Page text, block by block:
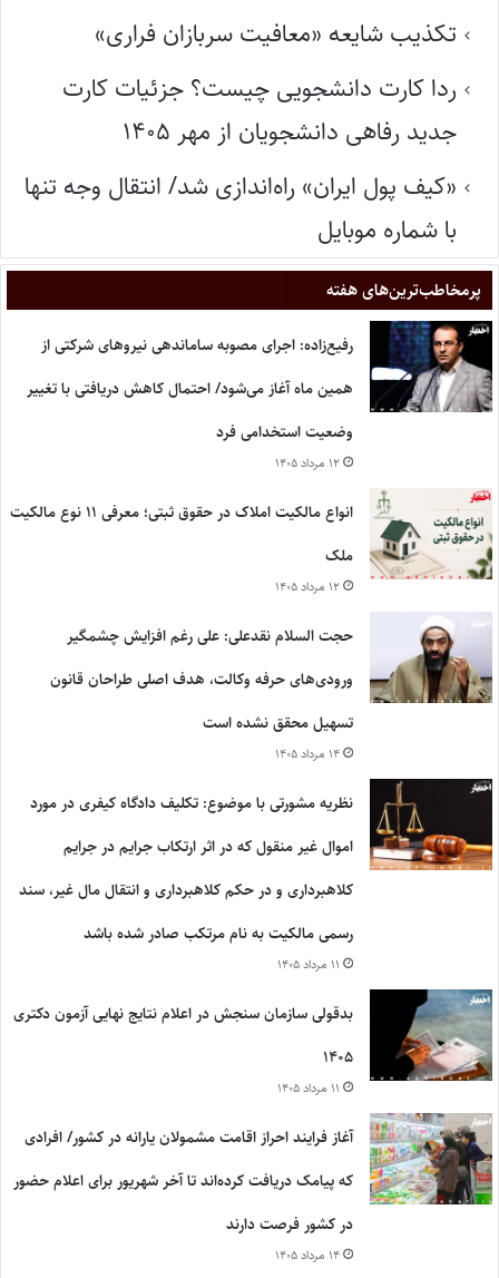
تکذیب شایعه «معافیت سربازان فراری»
ردا کارت دانشجویی چیست؟ جزئیات کارت
جدید رفاهی دانشجویان از مهر ۱۴۰۵
«کیف پول ایران» راه‌اندازی شد/ انتقال وجه تنها
با شماره موبایل
پر‌مخاطب‌ترین‌های هفته
رفیع‌زاده: اجرای مصوبه ساماندهی نیروهای شرکتی از
همین ماه آغاز می‌شود/ احتمال کاهش دریافتی با تغییر
وضعیت استخدامی فرد
۱۲ مرداد ۱۴۰۵
انواع مالکیت املاک در حقوق ثبتی؛ معرفی ۱۱ نوع مالکیت
ملک
۱۲ مرداد ۱۴۰۵
حجت السلام نقدعلی: علی رغم افزایش چشمگیر
ورودی‌های حرفه وکالت، هدف اصلی طراحان قانون
تسهیل محقق نشده است
۱۴ مرداد ۱۴۰۵
نظریه مشورتی با موضوع: تکلیف دادگاه کیفری در مورد
اموال غیر منقول که در اثر ارتکاب جرایم در جرایم
کلاهبرداری و در حکم کلاهبرداری و انتقال مال غیر، سند
رسمی مالکیت به نام مرتکب صادر شده باشد
۱۱ مرداد ۱۴۰۵
بدقولی سازمان سنجش در اعلام نتایج نهایی آزمون دکتری
۱۴۰۵
۱۱ مرداد ۱۴۰۵
آغاز فرایند احراز اقامت مشمولان یارانه در کشور/ افرادی
که پیامک دریافت کرده‌اند تا آخر شهریور برای اعلام حضور
در کشور فرصت دارند
۱۴ مرداد ۱۴۰۵